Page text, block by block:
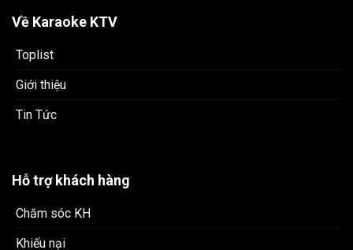
Về Karaoke KTV
Toplist
Giới thiệu
Tin Tức
Hỗ trợ khách hàng
Chăm sóc KH
Khiếu nại